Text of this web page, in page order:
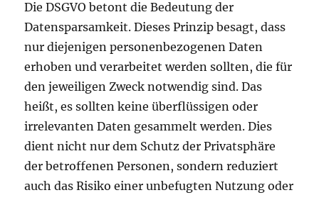
Die DSGVO betont die Bedeutung der
Datensparsamkeit. Dieses Prinzip besagt, dass
nur diejenigen personenbezogenen Daten
erhoben und verarbeitet werden sollten, die für
den jeweiligen Zweck notwendig sind. Das
heißt, es sollten keine überflüssigen oder
irrelevanten Daten gesammelt werden. Dies
dient nicht nur dem Schutz der Privatsphäre
der betroffenen Personen, sondern reduziert
auch das Risiko einer unbefugten Nutzung oder